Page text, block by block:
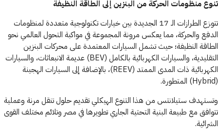
تنوع منظومات الحركة من البنزين إلى الطاقة النظيفة
تتوزع الطرازات الـ 17 الجديدة بين خيارات تكنولوجية متعددة لمنظومات
الدفع والحركة، مما يعكس مرونة المجموعة في مواكبة التحول العالمي نحو
الطاقة النظيفة؛ حيث تشمل السيارات المعتمدة على محركات البنزين
التقليدية، والسيارات الكهربائية بالكامل (BEV) عديمة الانبعاثات، والسيارات
الكهربائية ذات المدى الممتد (REEV)، بالإضافة إلى السيارات الهجينة
(Hybrid) المتطورة.
وتستهدف ستيلانتس من هذا التنوع الهيكلي تقديم حلول تنقل مرنة وعملية
تتوافق مع طبيعة البنية التحتية الجاري تطويرها في مصر وتلائم مختلف القوى
الشرائية.